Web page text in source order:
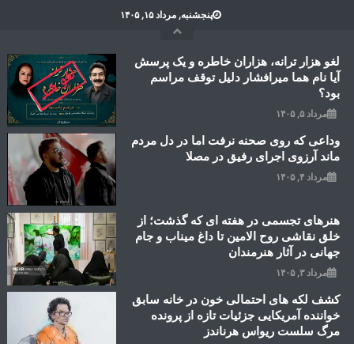
پنجشنبه, مرداد ۱۵, ۱۴۰۵
لغو هزار ترانه، هزاران خاطره و یک پرسش
آیا نام هما میرافشار دلیل توقف مراسم
بود؟
مرداد ۵, ۱۴۰۵
وداعی که روی صحنه نرفت اما در دل مردم
ماند آرزوی اجرای رفیق در مصلا
مرداد ۴, ۱۴۰۵
هنرهای تجسمی در هفته ای که گذشت؛ از
خلق نقاشی روح الامین تا داغ میناب و جام
جهانی در آثار هنرمندان
مرداد ۳, ۱۴۰۵
کشف لکه های احتمالی خون در خانه سابق
خواننده آمریکایی جزئیات تازه از پرونده
مرگ سلست ریواس هرناندز